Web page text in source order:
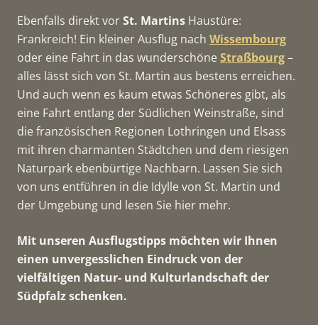
Ebenfalls direkt vorSt. Martins Haustüre:
Frankreich! Ein kleiner Ausflug nach Wissembourg
oder eine Fahrt in das wunderschöne Straßbourg–
alles lässt sich von St. Martin aus bestens erreichen.
Und auch wenn es kaum etwas Schöneres gibt, als
eine Fahrt entlang der Südlichen Weinstraße, sind
die französischen Regionen Lothringen und Elsass
mit ihren charmanten Städtchen und dem riesigen
Naturpark ebenbürtige Nachbarn. Lassen Sie sich
von uns entführen in die Idylle von St. Martin und
der Umgebung und lesen Sie hier mehr.
Mit unseren Ausflugstipps möchten wir Ihnen
einen unvergesslichen Eindruck von der
vielfältigen Natur- und Kulturlandschaft der
Südpfalz schenken.